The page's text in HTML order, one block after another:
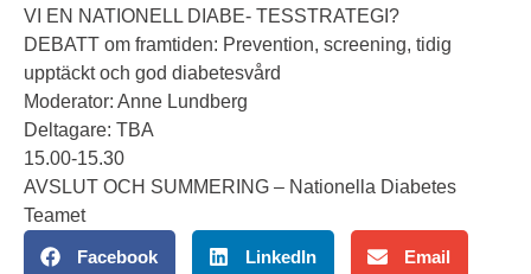
VI EN NATIONELL DIABE- TESSTRATEGI?
DEBATT om framtiden: Prevention, screening, tidig
upptäckt och god diabetesvård
Moderator: Anne Lundberg
Deltagare: TBA
15.00-15.30
AVSLUT OCH SUMMERING – Nationella Diabetes
Teamet
Facebook LinkedIn Email